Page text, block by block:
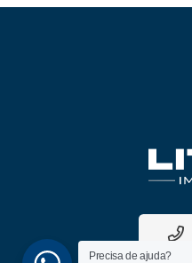
Precisa de ajuda?